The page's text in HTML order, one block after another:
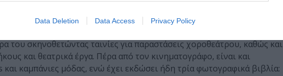
Data Deletion Data Access Privacy Policy
«Κινέττα»,
καλοσύνης».
του σκηνοθετώντας ταινίες για παραστάσεις χοροθεάτρου, καθώς και
και θεατρικά έργα. Πέρα από τον κινηματογράφο, είναι και
καμπάνιες μόδας, ενώ έχει εκδώσει ήδη τρία φωτογραφικά βιβλία: